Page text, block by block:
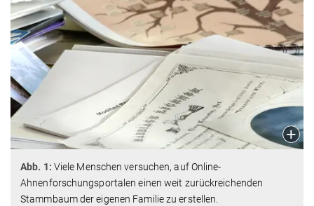
Abb. 1: Viele Menschen versuchen, auf Online-
Ahnenforschungsportalen einen weit zurückreichenden
Stammbaum der eigenen Familie zu erstellen.